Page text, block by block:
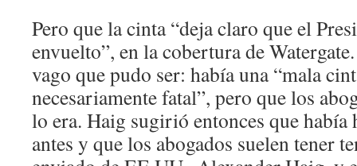
Pero que la cinta “deja claro que el
envuelto”, en la cobertura de
vago que pudo ser: había una “mala
necesariamente fatal”, pero que los
lo era. Haig sugirió entonces que
antes y que los abogados suelen tener